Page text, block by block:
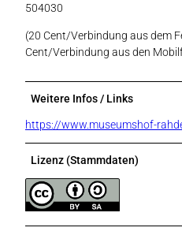
504030
(20 Cent/Verbindung aus dem
Cent/Verbindung aus den
Weitere Infos / Links
https://www.museumshof-
Lizenz (Stammdaten)